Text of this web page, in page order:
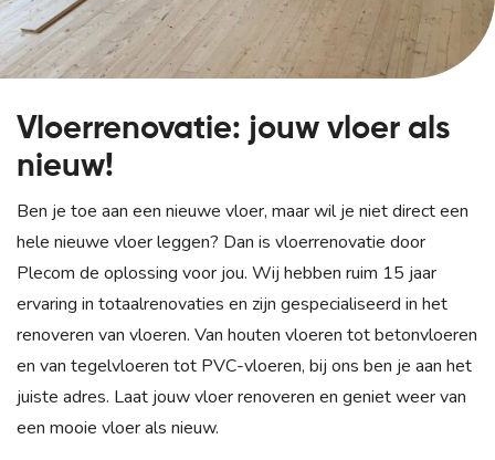
Vloerrenovatie: jouw vloer als
nieuw!
Ben je toe aan een nieuwe vloer, maar wil je niet direct een
hele nieuwe vloer leggen? Dan is vloerrenovatie door
Plecom de oplossing voor jou. Wij hebben ruim 15 jaar
ervaring in totaalrenovaties en zijn gespecialiseerd in het
renoveren van vloeren. Van houten vloeren tot betonvloeren
en van tegelvloeren tot PVC-vloeren, bij ons ben je aan het
juiste adres. Laat jouw vloer renoveren en geniet weer van
een mooie vloer als nieuw.